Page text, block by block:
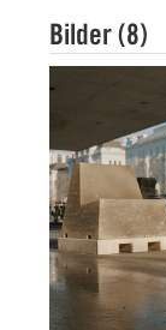
Bilder (8)